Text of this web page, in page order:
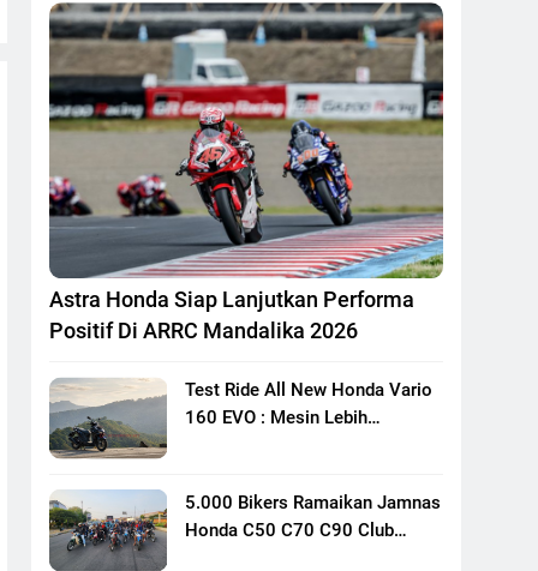
Astra Honda Siap Lanjutkan Performa
Positif Di ARRC Mandalika 2026
Test Ride All New Honda Vario
160 EVO : Mesin Lebih
5.000 Bikers Ramaikan Jamnas
Honda C50 C70 C90 Club